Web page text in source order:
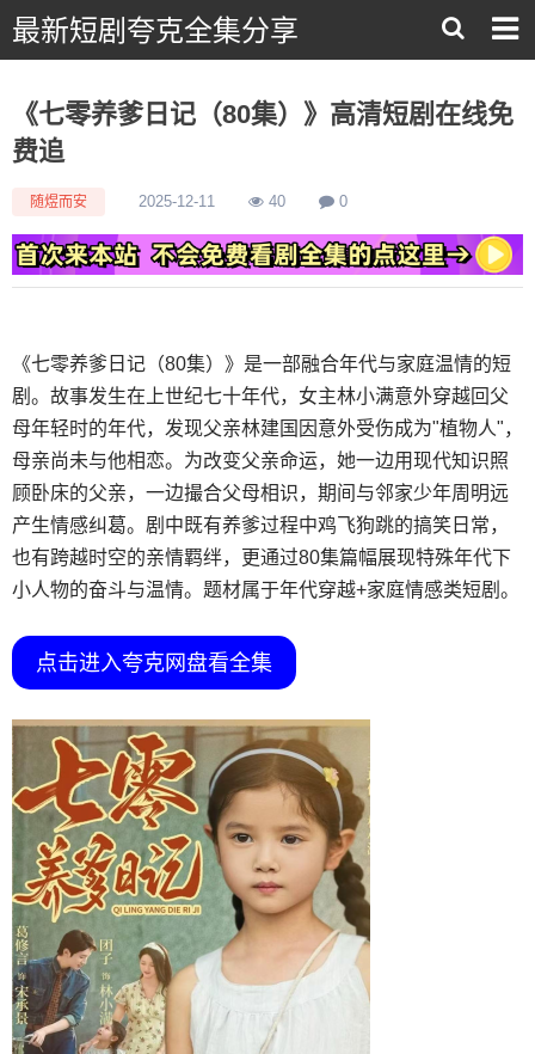
最新短剧夸克全集分享
《七零养爹日记（80集）》高清短剧在线免
费追
随煜而安 2025-12-11 40 0
《七零养爹日记（80集）》是一部融合年代与家庭温情的短
剧。故事发生在上世纪七十年代，女主林小满意外穿越回父
母年轻时的年代，发现父亲林建国因意外受伤成为"植物人"，
母亲尚未与他相恋。为改变父亲命运，她一边用现代知识照
顾卧床的父亲，一边撮合父母相识，期间与邻家少年周明远
产生情感纠葛。剧中既有养爹过程中鸡飞狗跳的搞笑日常，
也有跨越时空的亲情羁绊，更通过80集篇幅展现特殊年代下
小人物的奋斗与温情。题材属于年代穿越+家庭情感类短剧。
点击进入夸克网盘看全集